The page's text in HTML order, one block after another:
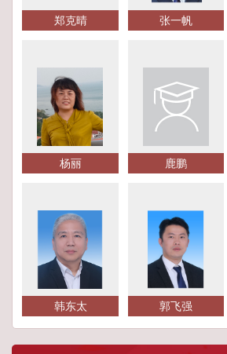
郑克晴 张一帆
杨丽 鹿鹏
韩东太 郭飞强